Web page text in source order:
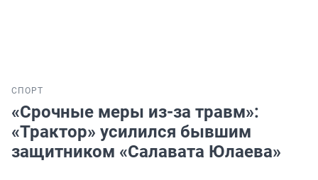
СПОРТ
«Срочные меры из-за травм»:
«Трактор» усилился бывшим
защитником «Салавата Юлаева»